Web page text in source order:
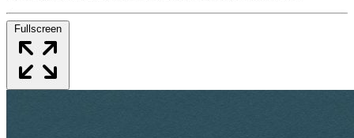
Fullscreen